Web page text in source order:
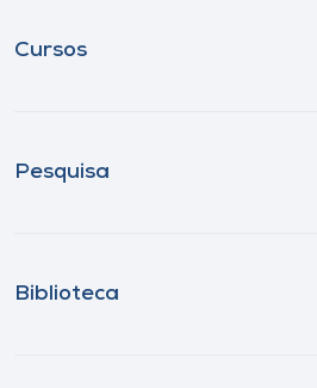
Cursos
Pesquisa
Biblioteca